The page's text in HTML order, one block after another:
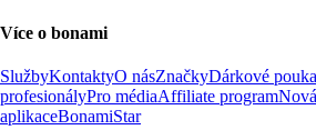
Více o bonami
SlužbyKontaktyO násZnačkyDárkové
profesionályPro médiaAffiliate program
aplikaceBonamiStar